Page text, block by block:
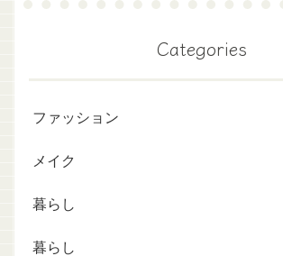
Categories
ファッション
メイク
暮らし
暮らし